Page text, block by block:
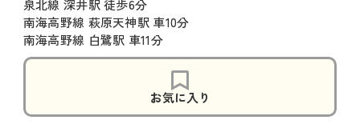
泉北線 深井駅 徒歩6分
南海高野線 萩原天神駅 車10分
南海高野線 白鷺駅 車11分
お気に入り